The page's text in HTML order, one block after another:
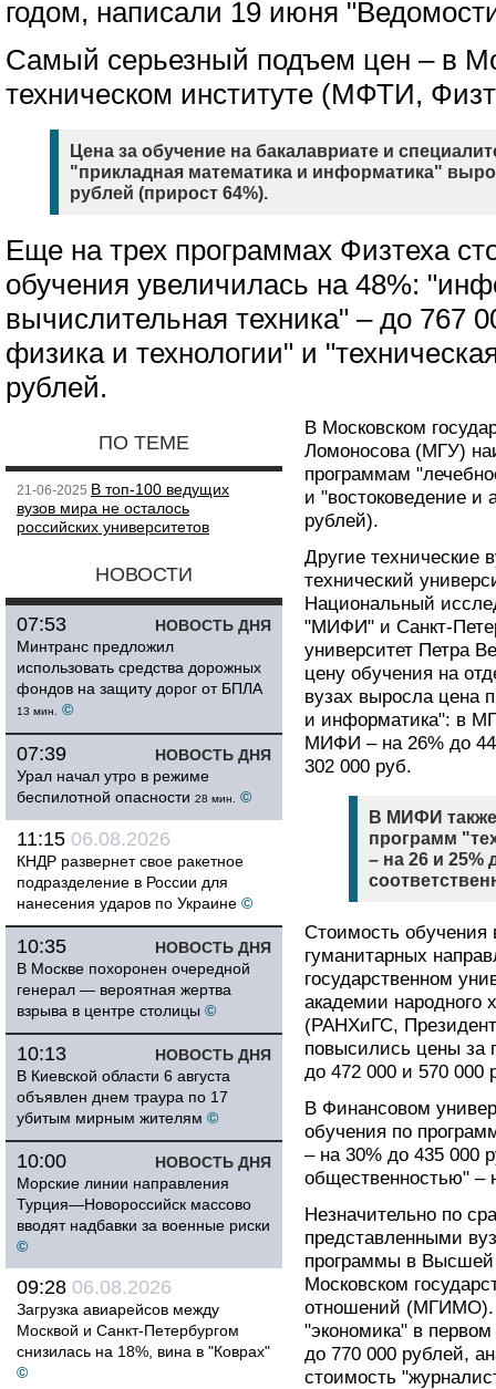
годом, написали 19 июня
Самый серьезный подъем цен – в
техническом институте (МФТИ,
Цена за обучение на бакалавриате и
"прикладная математика и информатика"
рублей (прирост 64%).
Еще на трех программах Физтеха
обучения увеличилась на 48%:
вычислительная техника" – до 767
физика и технологии" и
рублей.
ПО ТЕМЕ
21-06-2025 В топ-100 ведущих
вузов мира не осталось
российских университетов
НОВОСТИ
НОВОСТЬ ДНЯ
07:53
Минтранс предложил
использовать средства дорожных
фондов на защиту дорог от БПЛА
13 мин. ©
НОВОСТЬ ДНЯ
07:39
Урал начал утро в режиме
беспилотной опасности 28 мин. ©
11:15 06.08.2026
КНДР развернет свое ракетное
подразделение в России для
нанесения ударов по Украине ©
НОВОСТЬ ДНЯ
10:35
В Москве похоронен очередной
генерал — вероятная жертва
взрыва в центре столицы ©
НОВОСТЬ ДНЯ
10:13
В Киевской области 6 августа
объявлен днем траура по 17
убитым мирным жителям ©
НОВОСТЬ ДНЯ
10:00
Морские линии направления
Турция—Новороссийск массово
вводят надбавки за военные риски
©
09:28 06.08.2026
Загрузка авиарейсов между
Москвой и Санкт-Петербургом
снизилась на 18%, вина в "Коврах"
©
В Московском
Ломоносова (МГУ)
программам
и "востоковедение и
рублей).
Другие технические
технический
Национальный
"МИФИ" и Санкт-
университет Петра
цену обучения на
вузах выросла цена
и информатика": в
МИФИ – на 26% до
302 000 руб.
В МИФИ
программ
– на 26 и 25%
Стоимость обучения
гуманитарных
государственном
академии народного
(РАНХиГС,
повысились цены за
до 472 000 и 570 000
В Финансовом
обучения по
– на 30% до 435 000
общественностью" –
Незначительно по
представленными
программы в
Московском
отношений (МГИМО).
"экономика" в
до 770 000 рублей,
стоимость